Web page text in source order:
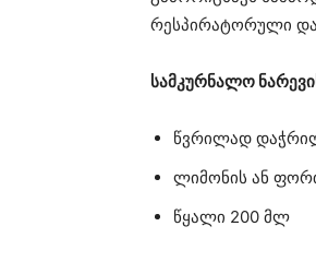
რესპირატორული
სამკურნალო
წვრილად
ლიმონის ან
წყალი 200 მლ